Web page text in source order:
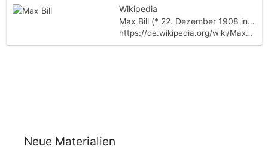
Wikipedia
Max Bill (* 22. Dezember 1908 in Winterthur; † 9. Dezember 1994 in Berlin) war ein Schweizer Architekt, Künstler (insbesondere Plastiker und Kunstmaler). Als Maler war er einer der Vertreter der Zürcher Schule der Konkreten. Er arbeitete als Hochschullehrer und gehörte von 1967 bis 1971 dem Nationalrat der Schweizerischen Eidgenossenschaft an. Leben Max Bill, Sohn von Marie Bill, geborener Geiger, und des Eisenbahnbeamten Erwin Bill, war ein Neffe des Malers Ernst Samuel Geiger und hielt sich oft auf dessen Anwesen in Ligerz auf. Bill machte von 1924 bis 1927 eine Lehre als Silberschmied an der Kunstgewerbeschule Zürich. Im Alter von 16 Jahren wurde er 1925 mit seinen Schülerarbeiten an die Exposition internationale des Arts Décoratifs et industriels modernes in Paris eingeladen, wo ihn besonders die Werke von Le Corbusier, Konstantin Stepanowitsch Melnikow und Josef Hoffmann beeindruckten. 1925 gewann er in einem offenen Wettbewerb für die Schokoladenfabrik Suchard ebenfalls den ersten Preis mit seinem Plakatentwurf. Von 1927 bis 1928 studierte er in Dessau am Bauhaus, wo zu dieser Zeit Josef Albers, Wassily…
https://de.wikipedia.org/wiki/Max_Bill
Neue Materialien